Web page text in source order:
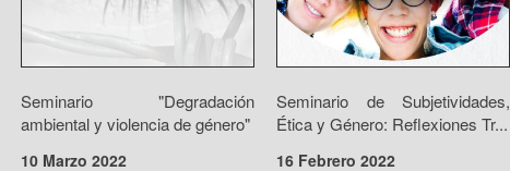
Seminario "Degradación
ambiental y violencia de género"
10 Marzo 2022
Seminario de Subjetividades,
Ética y Género: Reflexiones Tr...
16 Febrero 2022